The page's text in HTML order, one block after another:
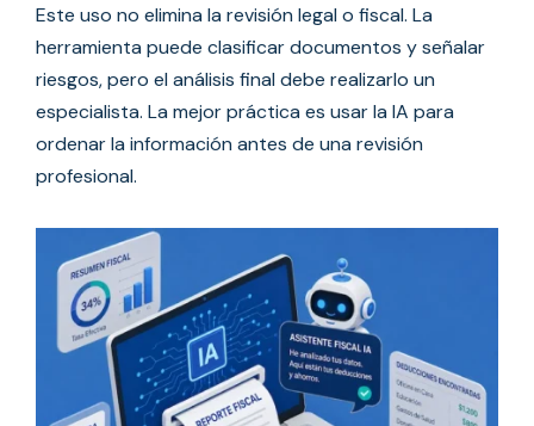
Este uso no elimina la revisión legal o fiscal. La
herramienta puede clasificar documentos y señalar
riesgos, pero el análisis final debe realizarlo un
especialista. La mejor práctica es usar la IA para
ordenar la información antes de una revisión
profesional.